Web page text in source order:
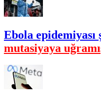
Ebola
mutasiyaya